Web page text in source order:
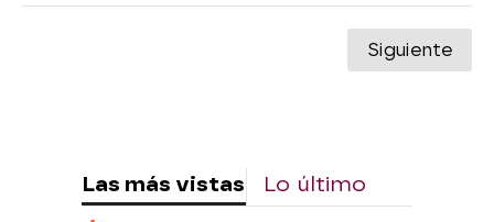
Siguiente
Las más vistas Lo último